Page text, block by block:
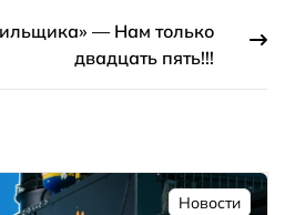
— Нам только
двадцать пять!!!
Новости